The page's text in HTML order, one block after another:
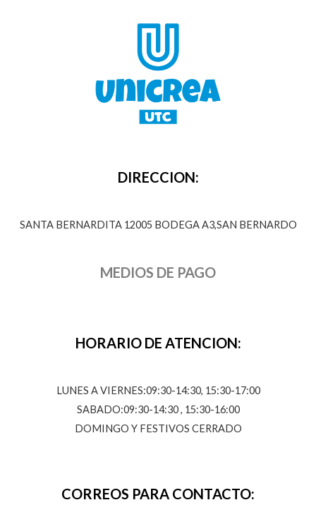
DIRECCION:
SANTA BERNARDITA 12005 BODEGA A3,SAN BERNARDO
MEDIOS DE PAGO
HORARIO DE ATENCION:
LUNES A VIERNES:09:30-14:30, 15:30-17:00
SABADO:09:30-14:30 , 15:30-16:00
DOMINGO Y FESTIVOS CERRADO
CORREOS PARA CONTACTO: